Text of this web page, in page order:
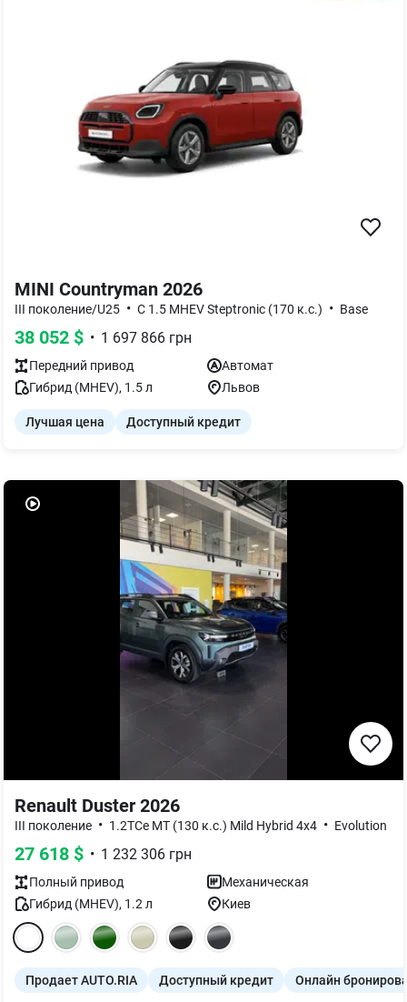
MINI Countryman 2026
III поколение/U25 • C 1.5 MHEV Steptronic (170 к.с.) • Base
38 052 $ • 1 697 866 грн
Передний привод
Автомат
Гибрид (MHEV), 1.5л Львов
Лучшая цена Доступный кредит
Renault Duster 2026
III поколение • 1.2TCe MT (130 к.с.) Mild Hybrid 4x4 • Evolution
27 618 $ • 1 232 306 грн
Полный привод
Механическая
Гибрид (MHEV), 1.2 л Киев
Продает AUTO.RIA Доступный кредит Онлайн